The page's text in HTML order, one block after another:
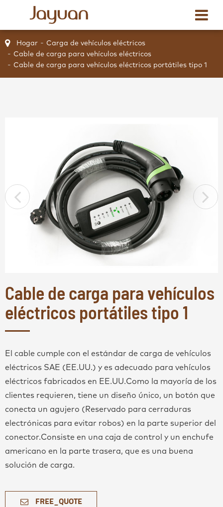
Hogar
Carga de vehículos eléctricos
Cable de carga para vehículos eléctricos
Cable de carga para vehículos eléctricos portátiles tipo 1
Cable de carga para vehículos
eléctricos portátiles tipo 1
El cable cumple con el estándar de carga de vehículos
eléctricos SAE (EE.UU.) y es adecuado para vehículos
eléctricos fabricados en EE.UU.Como la mayoría de los
clientes requieren, tiene un diseño único, un botón que
conecta un agujero (Reservado para cerraduras
electrónicas para evitar robos) en la parte superior del
conector.Consiste en una caja de control y un enchufe
americano en la parte trasera, que es una buena
solución de carga.
FREE_QUOTE